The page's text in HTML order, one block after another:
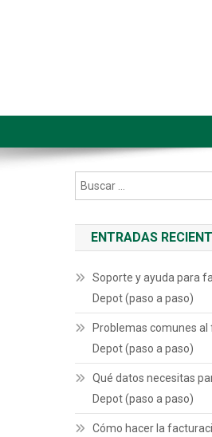
ENTRADAS
Soporte y ayuda para
Depot (paso a paso)
Problemas comunes
Depot (paso a paso)
Qué datos necesitas
Depot (paso a paso)
Cómo hacer la